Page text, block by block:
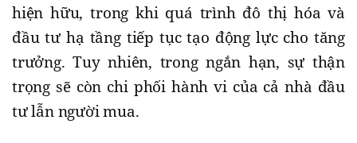
hiện hữu, trong khi quá trình đô thị hóa và
đầu tư hạ tầng tiếp tục tạo động lực cho tăng
trưởng. Tuy nhiên, trong ngắn hạn, sự thận
trọng sẽ còn chi phối hành vi của cả nhà đầu
tư lẫn người mua.